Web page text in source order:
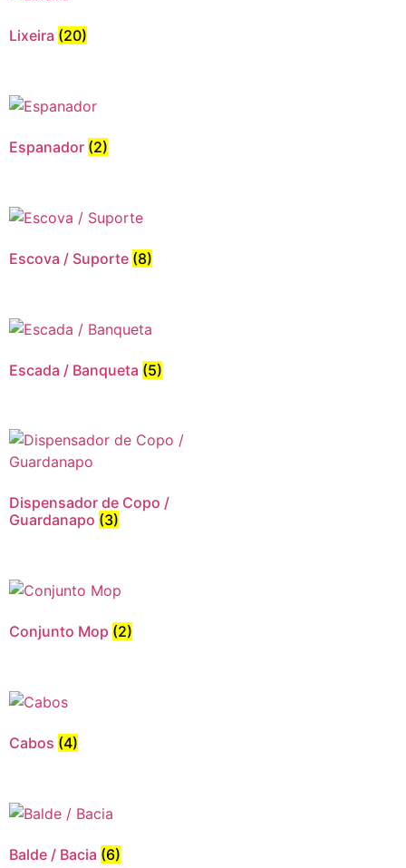
Lixeira (20)
Espanador (2)
Escova / Suporte (8)
Escada / Banqueta (5)
Dispensador de Copo /
Guardanapo (3)
Conjunto Mop (2)
Cabos (4)
Balde / Bacia (6)